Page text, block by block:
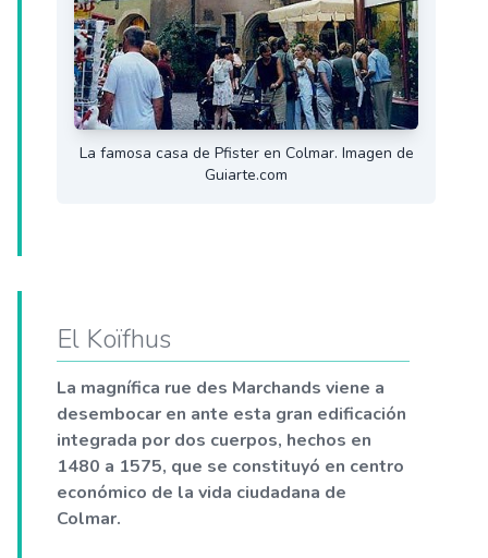
La famosa casa de Pfister en Colmar. Imagen de
Guiarte.com
El Koïfhus
La magnífica rue des Marchands viene a
desembocar en ante esta gran edificación
integrada por dos cuerpos, hechos en
1480 a 1575, que se constituyó en centro
económico de la vida ciudadana de
Colmar.